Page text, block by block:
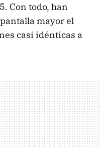
Con todo, han
mayor el
casi idénticas a